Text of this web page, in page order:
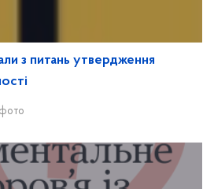
з питань утвердження